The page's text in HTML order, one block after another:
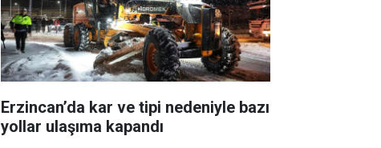
Erzincan’da kar ve tipi nedeniyle bazı
yollar ulaşıma kapandı